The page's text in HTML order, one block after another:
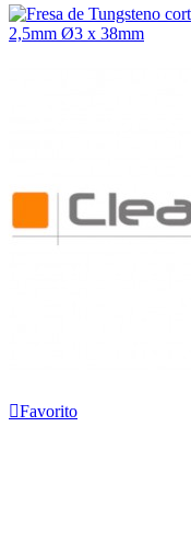
Favorito